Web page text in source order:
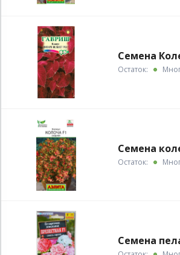
Семена
Остаток:
Семена
Остаток:
Семена